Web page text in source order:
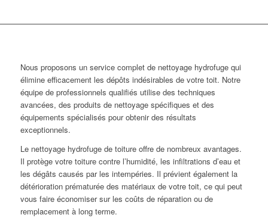
Nous proposons un service complet de nettoyage hydrofuge qui
élimine efficacement les dépôts indésirables de votre toit. Notre
équipe de professionnels qualifiés utilise des techniques
avancées, des produits de nettoyage spécifiques et des
équipements spécialisés pour obtenir des résultats
exceptionnels.
Le nettoyage hydrofuge de toiture offre de nombreux avantages.
Il protège votre toiture contre l’humidité, les infiltrations d’eau et
les dégâts causés par les intempéries. Il prévient également la
détérioration prématurée des matériaux de votre toit, ce qui peut
vous faire économiser sur les coûts de réparation ou de
remplacement à long terme.